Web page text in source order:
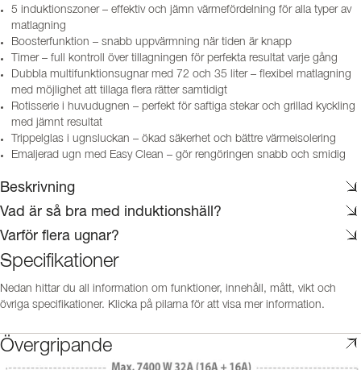
5 induktionszoner – effektiv och jämn värmefördelning för alla typer av
matlagning
Boosterfunktion – snabb uppvärmning när tiden är knapp
Timer – full kontroll över tillagningen för perfekta resultat varje gång
Dubbla multifunktionsugnar med 72 och 35 liter – flexibel matlagning
med möjlighet att tillaga flera rätter samtidigt
Rotisserie i huvudugnen – perfekt för saftiga stekar och grillad kyckling
med jämnt resultat
Trippelglas i ugnsluckan – ökad säkerhet och bättre värmeisolering
Emaljerad ugn med Easy Clean – gör rengöringen snabb och smidig
Beskrivning
Vad är så bra med induktionshäll?
Varför flera ugnar?
Specifikationer
Nedan hittar du all information om funktioner, innehåll, mått, vikt och
övriga specifikationer. Klicka på pilarna för att visa mer information.
Övergripande